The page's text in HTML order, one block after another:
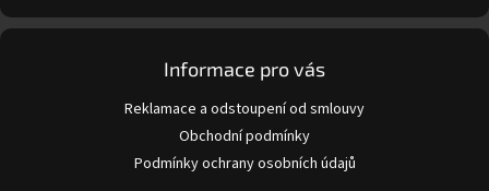
Informace pro vás
Reklamace a odstoupení od smlouvy
Obchodní podmínky
Podmínky ochrany osobních údajů